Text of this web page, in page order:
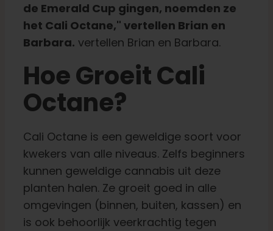
de Emerald Cup gingen, noemden ze
het Cali Octane," vertellen Brian en
Barbara. vertellen Brian en Barbara.
Hoe Groeit Cali
Octane?
Cali Octane is een geweldige soort voor
kwekers van alle niveaus. Zelfs beginners
kunnen geweldige cannabis uit deze
planten halen. Ze groeit goed in alle
omgevingen (binnen, buiten, kassen) en
is ook behoorlijk veerkrachtig tegen